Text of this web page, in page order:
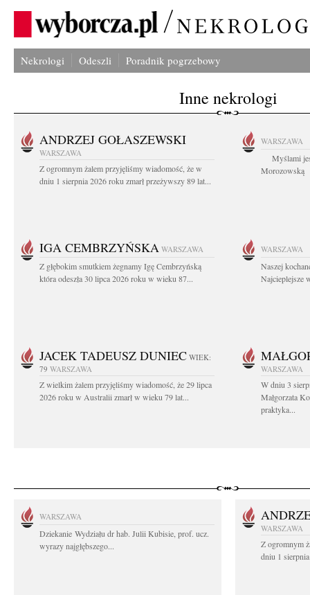
Nekrologi Odeszli Poradnik pogrzebowy
Inne nekrologi
ANDRZEJ GOŁASZEWSKI
WARSZAWA
Z ogromnym żalem przyjęliśmy wiadomość, że w
dniu 1 sierpnia 2026 roku zmarł przeżywszy 89 lat...
WARSZAWA
Myślami
Morozowską
IGA CEMBRZYŃSKA WARSZAWA
Z głębokim smutkiem żegnamy Igę Cembrzyńską
która odeszła 30 lipca 2026 roku w wieku 87...
WARSZAWA
Naszej
Najcieplejsze
JACEK TADEUSZ DUNIEC WIEK:
79 WARSZAWA
Z wielkim żalem przyjęliśmy wiadomość, że 29 lipca
2026 roku w Australii zmarł w wieku 79 lat...
WARSZAWA
W dniu 3
Małgorzata
praktyka...
WARSZAWA
Dziekanie Wydziału dr hab. Julii Kubisie, prof. ucz.
wyrazy najgłębszego...
WARSZAWA
Z ogromnym
dniu 1